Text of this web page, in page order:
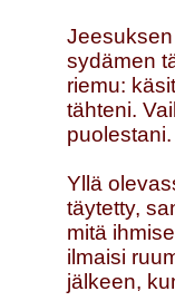
sydämen
riemu:
tähteni.
puolestani.
Yllä
täytetty,
mitä
ilmaisi
jälkeen,